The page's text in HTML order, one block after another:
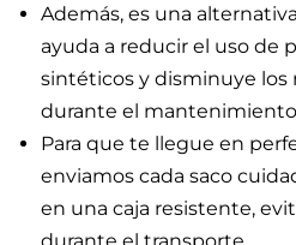
Además, es una
ayuda a reducir el uso de
sintéticos y disminuye los
durante el mantenimiento
Para que te llegue en
enviamos cada saco
en una caja resistente,